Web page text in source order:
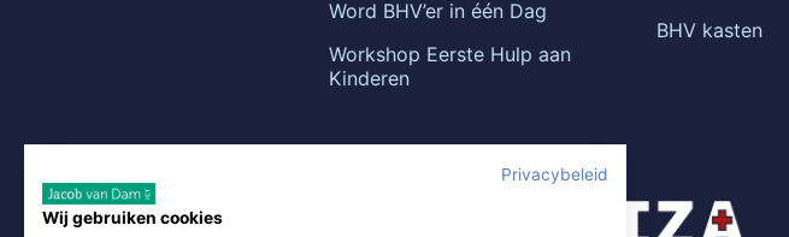
Word BHV’er in één Dag
Workshop Eerste Hulp aan
Kinderen
BHV kasten
Privacybeleid
Wij gebruiken cookies